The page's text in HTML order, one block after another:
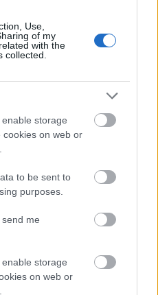
Use,
of my
with the
collected.
storage
cookies on web or
to be sent to
purposes.
me
storage
on web or
A város ezzel szeretné
a lakosságot és az
19-től egészen április 15-
elfogadom az